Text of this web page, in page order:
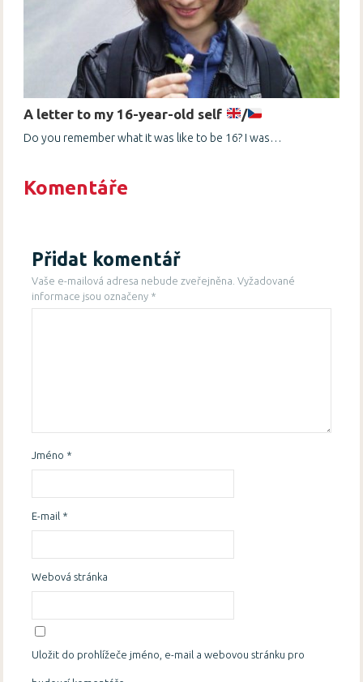
A letter to my 16-year-old self /
Do you remember what it was like to be 16? I was…
Komentáře
Přidat komentář
Vaše e-mailová adresa nebude zveřejněna. Vyžadované
informace jsou označeny *
Jméno *
E-mail *
Webová stránka
Uložit do prohlížeče jméno, e-mail a webovou stránku pro